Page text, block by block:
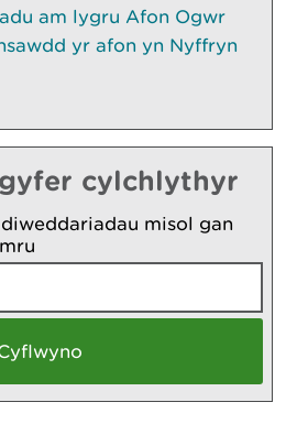
am lygru Afon Ogwr
yr afon yn Nyffryn
cylchlythyr
misol gan